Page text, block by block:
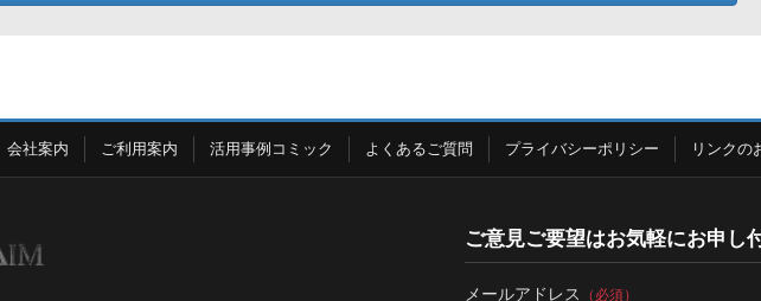
会社案内 ご利用案内 活用事例コミック よくあるご質問 プライバシーポリシー リンクの
ご意見ご要望はお気軽にお申し
メールアドレス （必須）